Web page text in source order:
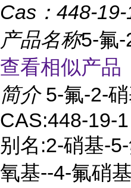
Cas： 448-19-
产品名称5-氟-
查看相似产品
简介 5-氟-2-
CAS:448-19-1
别名:2-硝基-
氧基--4-氟硝